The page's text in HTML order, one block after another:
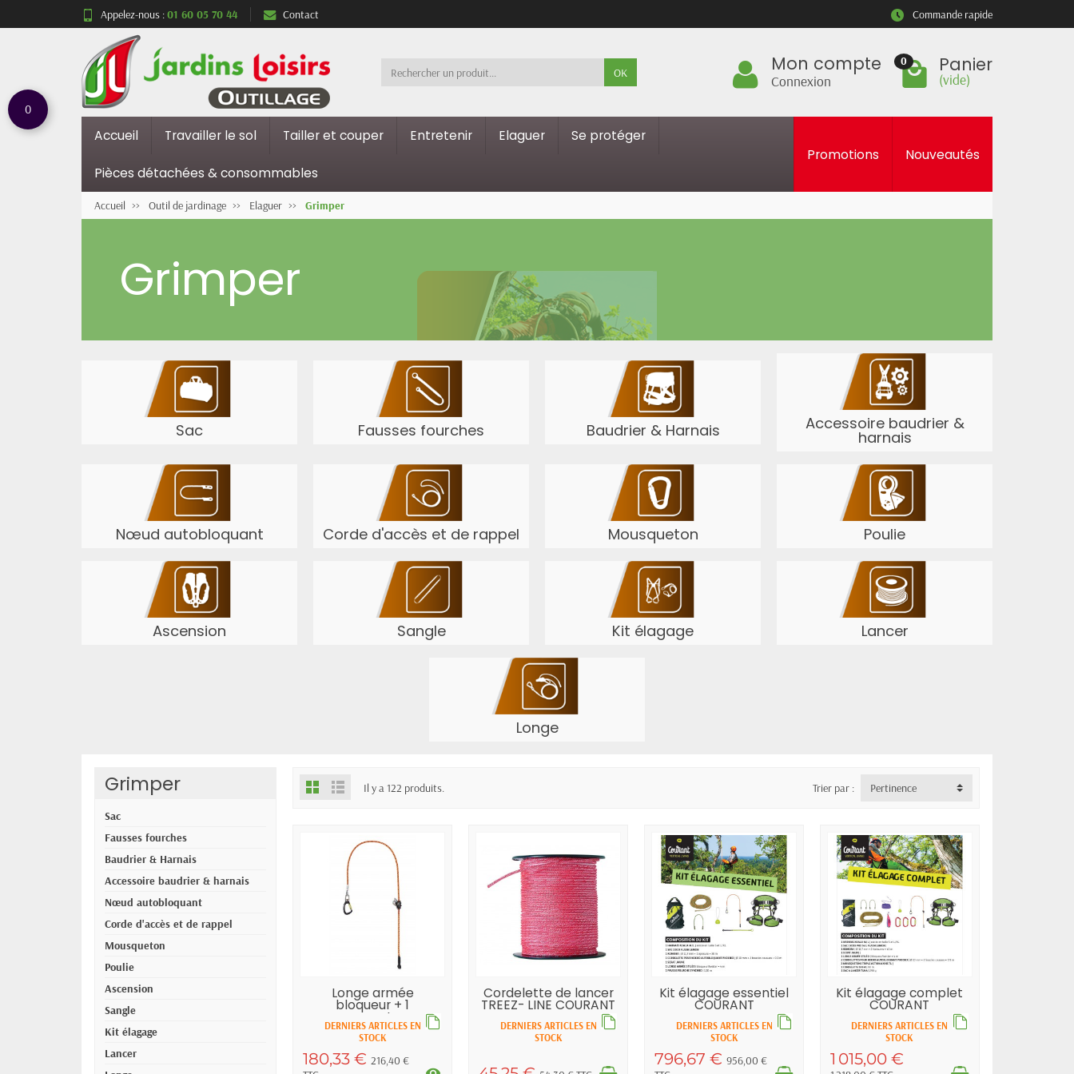
0
Appelez-nous :01 60 05 70 44 Contact Commande rapide
OK Mon compte
Connexion
0 Panier
(vide)
Accueil Travailler le sol Tailler et couper Entretenir Elaguer Se protéger
Pièces détachées & consommables
Promotions Nouveautés
Accueil Outil de jardinage Elaguer Grimper
Grimper
Sac Fausses fourches Baudrier & Harnais Accessoire baudrier &
harnais
Nœud autobloquant Corde d'accès et de rappel Mousqueton Poulie
Ascension Sangle Kit élagage Lancer
Longe
Grimper
Sac
Fausses fourches
Baudrier & Harnais
Accessoire baudrier & harnais
Nœud autobloquant
Corde d'accès et de rappel
Mousqueton
Poulie
Ascension
Sangle
Kit élagage
Lancer
Il y a 122 produits. Trier par : Pertinence
Longe armée
bloqueur + 1
mousqueton...
DERNIERS ARTICLES EN
STOCK
180,33 €216,40 €
Cordelette de lancer
TREEZ- LINE COURANT
DERNIERS ARTICLES EN
STOCK
Kit élagage essentiel
COURANT
DERNIERS ARTICLES EN
STOCK
796,67 €956,00 €
Kit élagage complet
COURANT
DERNIERS ARTICLES EN
STOCK
1 015,00 €